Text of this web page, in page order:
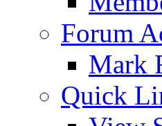
Forum
Mark
Quick